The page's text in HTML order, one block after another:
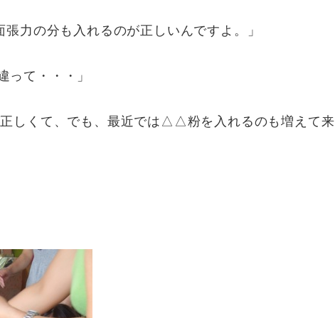
張力の分も入れるのが正しいんですよ。」
って・・・」
正しくて、でも、最近では△△粉を入れるのも増えて来